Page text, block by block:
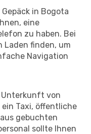
in Bogota
eine
zu haben. Bei
Laden finden, um
Navigation
Unterkunft von
Taxi, öffentliche
gebuchten
sollte Ihnen